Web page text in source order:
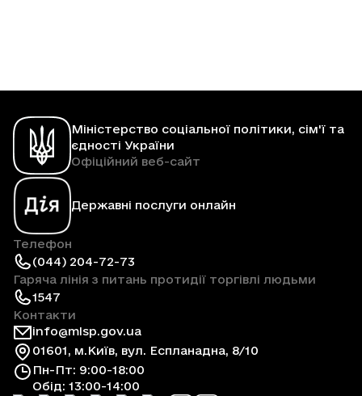
Міністерство соціальної політики, сім'ї та
єдності України
Офіційний веб-сайт
Державні послуги онлайн
Телефон
(044) 204-72-73
Гаряча лінія з питань протидії торгівлі людьми
1547
Контакти
info@mlsp.gov.ua
01601, м.Київ, вул. Еспланадна, 8/10
Пн-Пт: 9:00-18:00
Обід: 13:00-14:00